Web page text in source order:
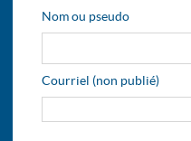
Nom ou pseudo
Courriel (non publié)